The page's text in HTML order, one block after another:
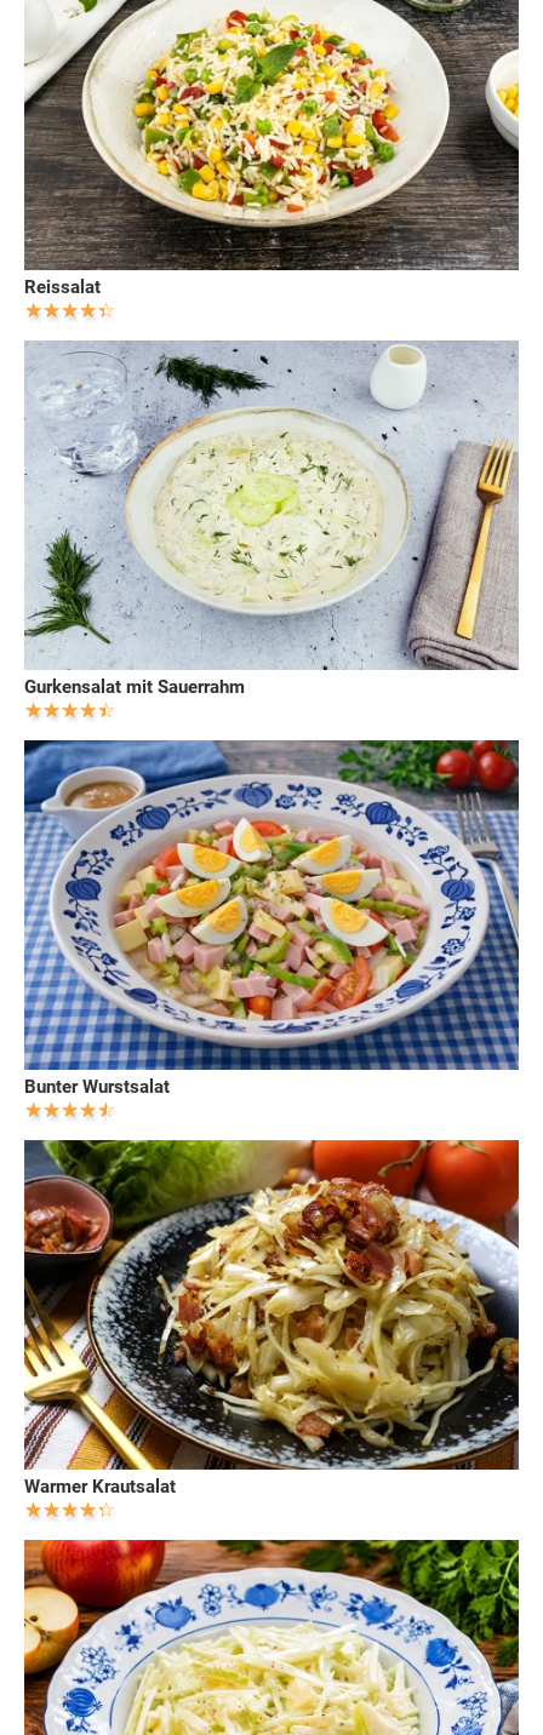
Reissalat
Gurkensalat mit Sauerrahm
Bunter Wurstsalat
Warmer Krautsalat